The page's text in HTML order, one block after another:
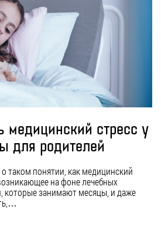
медицинский стресс у
для родителей
таком понятии, как медицинский
на фоне лечебных
которые занимают месяцы, и даже